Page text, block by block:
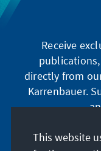
Receive
directly from
Karrenbauer.
This website